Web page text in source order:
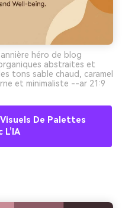
héro de blog
abstraites et
tons sable chaud, caramel
et minimaliste --ar 21:9
De Palettes
L’IA